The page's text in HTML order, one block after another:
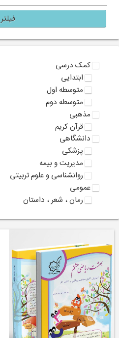
فیلتر
کمک درسی
ابتدایی
متوسطه اول
متوسطه دوم
مذهبی
قرآن کریم
دانشگاهی
پزشکی
مدیریت و بیمه
روانشناسی و علوم تربیتی
عمومی
رمان ، شعر ، داستان